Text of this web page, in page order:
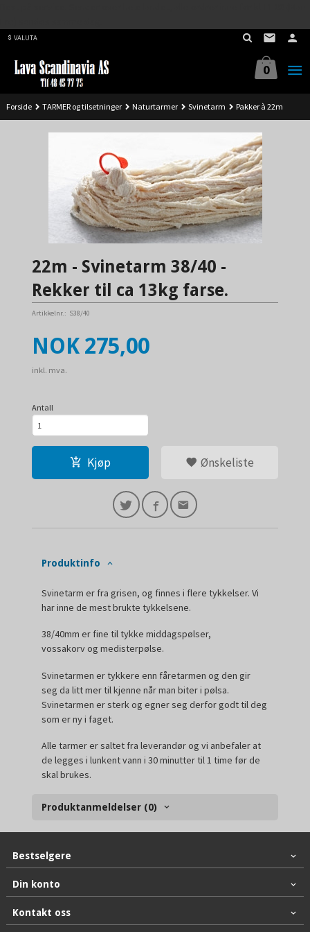
VALUTA
0
Forside TARMER og tilsetninger Naturtarmer Svinetarm Pakker à 22m
22m - Svinetarm 38/40 -
Rekker til ca 13kg farse.
Artikkelnr.: S38/40
Pris
NOK 275,00
inkl. mva.
Antall
Kjøp Ønskeliste
Produktinfo
Svinetarm er fra grisen, og finnes i flere tykkelser. Vi
har inne de mest brukte tykkelsene.
38/40mm er fine til tykke middagspølser,
vossakorv og medisterpølse.
Svinetarmen er tykkere enn fåretarmen og den gir
seg da litt mer til kjenne når man biter i pølsa.
Svinetarmen er sterk og egner seg derfor godt til deg
som er ny i faget.
Alle tarmer er saltet fra leverandør og vi anbefaler at
de legges i lunkent vann i30 minutter til 1 time før de
skal brukes.
Produktanmeldelser (0)
Bestselgere
Din konto
Kontakt oss